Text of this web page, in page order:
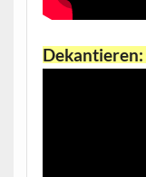
Dekantieren: